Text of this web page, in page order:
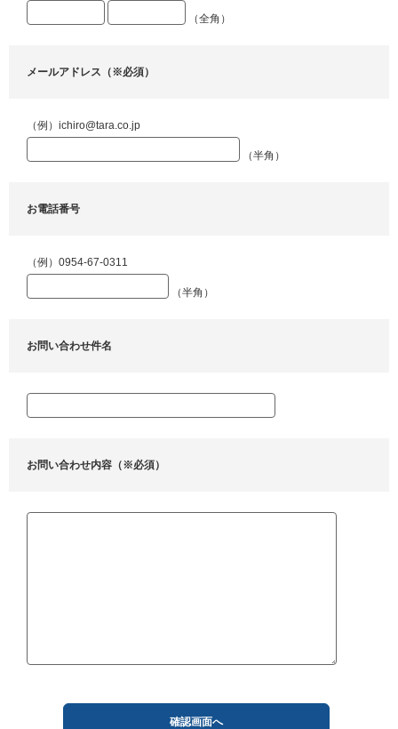
（全角）
メールアドレス（※必須）
（例）ichiro@tara.co.jp
（半角）
お電話番号
（例）0954-67-0311
（半角）
お問い合わせ件名
お問い合わせ内容（※必須）